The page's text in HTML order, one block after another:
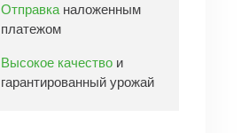
Отправка наложенным
платежом
Высокое качество и
гарантированный урожай